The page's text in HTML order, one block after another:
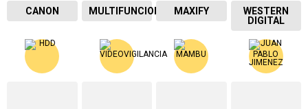
CANON MULTIFUNCIONAL MAXIFY
WESTERN
DIGITAL